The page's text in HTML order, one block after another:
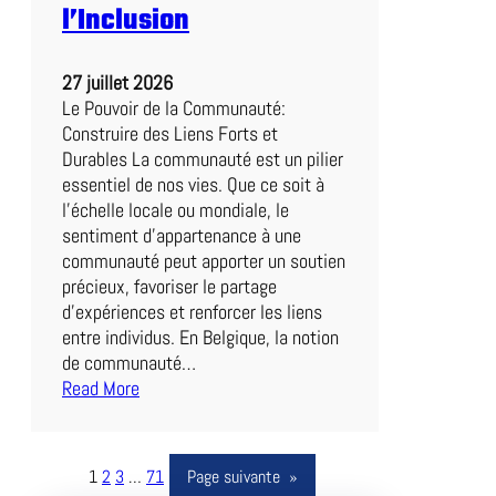
p
i
g
U
n
D
u
e
l
P
a
s
n
l’Inclusion
27 juillet 2026
Le Pouvoir de la Communauté:
Construire des Liens Forts et
Durables La communauté est un pilier
essentiel de nos vies. Que ce soit à
l’échelle locale ou mondiale, le
sentiment d’appartenance à une
communauté peut apporter un soutien
précieux, favoriser le partage
d’expériences et renforcer les liens
entre individus. En Belgique, la notion
de communauté…
Read More
n
12 3 … 71 Page suivante »